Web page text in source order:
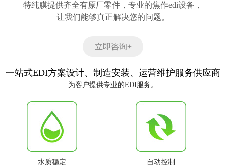
特纯膜提供齐全有原厂零件，专业的焦作edi设备，
让我们能够真正解决您的问题。
立即咨询+
一站式EDI方案设计、制造安装、运营维护服务供应商
为客户提供专业的EDI服务。
水质稳定 自动控制